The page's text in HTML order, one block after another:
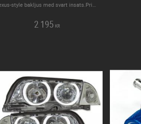
Lexus-style bakljus med svart insats.Pris per par.
2 195 KR